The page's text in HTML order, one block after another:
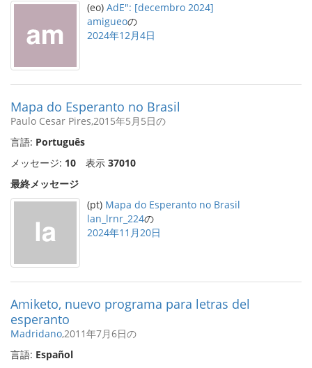
(eo) AdE": [decembro 2024]
amigueoの
2024年12月4日
Mapa do Esperanto no Brasil
Paulo Cesar Pires,2015年5月5日の
言語: Português
メッセージ: 10 表示 37010
最終メッセージ
(pt) Mapa do Esperanto no Brasil
lan_lrnr_224の
2024年11月20日
Amiketo, nuevo programa para letras del
esperanto
Madridano,2011年7月6日の
言語: Español